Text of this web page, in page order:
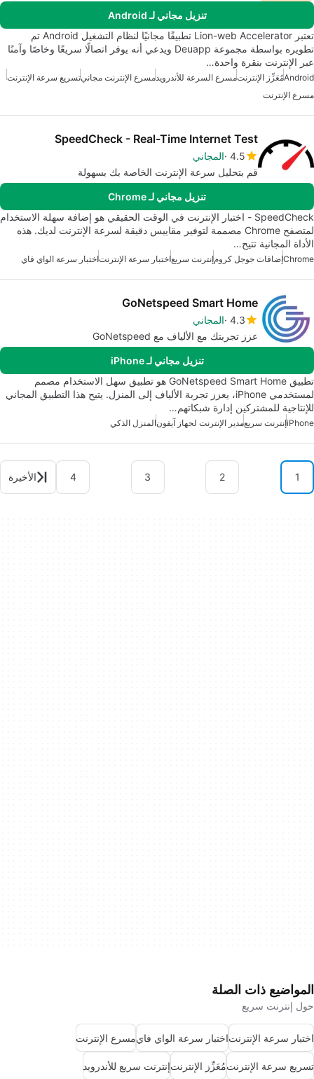
تنزيل مجاني لـ Android
تعتبر Lion-web Accelerator تطبيقًا مجانيًا لنظام التشغيل Android تم
تطويره بواسطة مجموعة Deuapp ويدعي أنه يوفر اتصالًا سريعًا وخاصًا وآمنًا
عبر الإنترنت بنقرة واحدة…
Androidمُعَزِّز الإنترنتمسرع السرعة للأندرويدمسرع الإنترنت مجانيتسريع سرعة الإنترنت
مسرع الإنترنت
SpeedCheck - Real-Time Internet Test
4.5 المجاني
قم بتحليل سرعة الإنترنت الخاصة بك بسهولة
تنزيل مجاني لـ Chrome
SpeedCheck - اختبار الإنترنت في الوقت الحقيقي هو إضافة سهلة الاستخدام
لمتصفح Chrome مصممة لتوفير مقاييس دقيقة لسرعة الإنترنت لديك. هذه
الأداة المجانية تتيح…
Chromeإضافات جوجل كرومإنترنت سريعاختبار سرعة الإنترنتاختبار سرعة الواي فاي
GoNetspeed Smart Home
4.3 المجاني
عزز تجربتك مع الألياف مع GoNetspeed
تنزيل مجاني لـ iPhone
تطبيق GoNetspeed Smart Home هو تطبيق سهل الاستخدام مصمم
لمستخدمي iPhone، يعزز تجربة الألياف إلى المنزل. يتيح هذا التطبيق المجاني
للإنتاجية للمشتركين إدارة شبكاتهم…
iPhoneإنترنت سريعمدير الإنترنت لجهاز آيفونالمنزل الذكي
1
2
3
4 الأخيرة
المواضيع ذات الصلة
حول إنترنت سريع
اختبار سرعة الإنترنتاختبار سرعة الواي فايمسرع الإنترنت
تسريع سرعة الإنترنتمُعَزِّز الإنترنتإنترنت سريع للأندرويد